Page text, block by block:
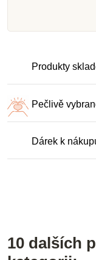
Produkty
Pečlivě
Dárek k
10 dalších